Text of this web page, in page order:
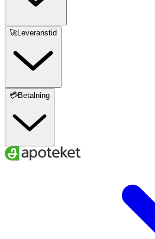
🚀Leveranstid
💳Betalning